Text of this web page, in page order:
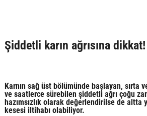
Şiddetli karın ağrısına dikkat!
Karnın sağ üst bölümünde başlayan, sırta
ve saatlerce sürebilen şiddetli ağrı çoğu
hazımsızlık olarak değerlendirilse de altta
kesesi iltihabı olabiliyor.